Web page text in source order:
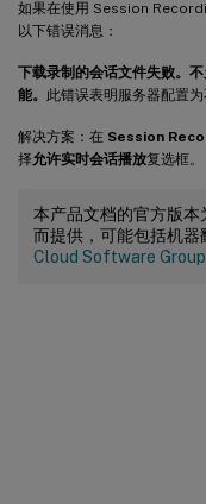
如果在使用 Session
以下错误消息：
下载录制的会话文件失败。
能。 此错误表明服务器配置为
解决方案：在 Session
择允许实时会话播放复选框。
本产品文档的官方版
而提供，可能包括机
Cloud Software